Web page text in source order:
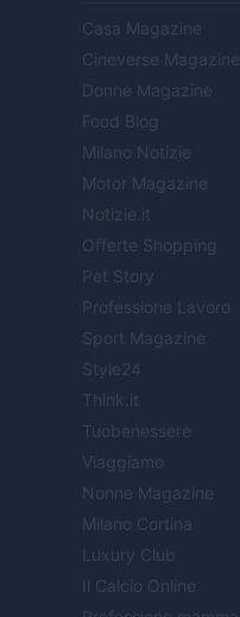
Casa Magazine
Cineverse Magazine
Donne Magazine
Food Blog
Milano Notizie
Motor Magazine
Notizie.it
Offerte Shopping
Pet Story
Professione Lavoro
Sport Magazine
Style24
Think.it
Tuobenessere
Viaggiamo
Nonne Magazine
Milano Cortina
Luxury Club
Il Calcio Online